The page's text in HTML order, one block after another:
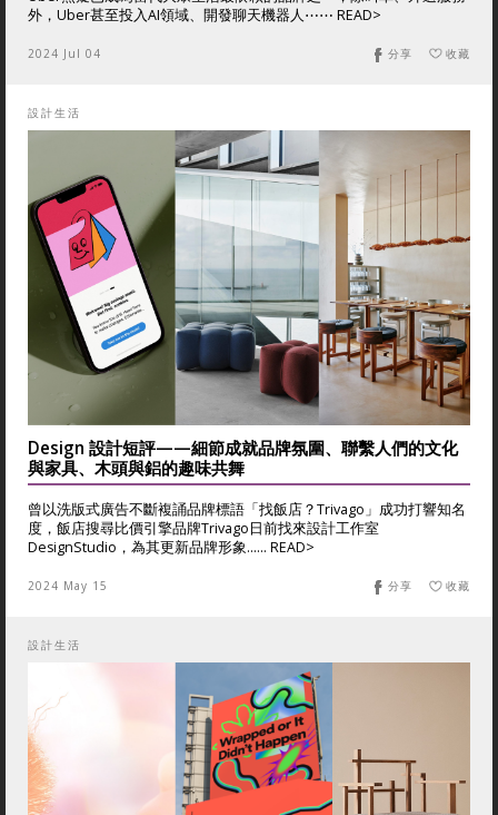
外，Uber甚至投入AI領域、開發聊天機器人⋯⋯ READ>
2024 Jul 04 收藏
分享
設計生活
Design 設計短評——細節成就品牌氛圍、聯繫人們的文化
與家具、木頭與鋁的趣味共舞
曾以洗版式廣告不斷複誦品牌標語「找飯店？Trivago」成功打響知名
度，飯店搜尋比價引擎品牌Trivago日前找來設計工作室
DesignStudio，為其更新品牌形象...... READ>
2024 May 15 收藏
分享
設計生活